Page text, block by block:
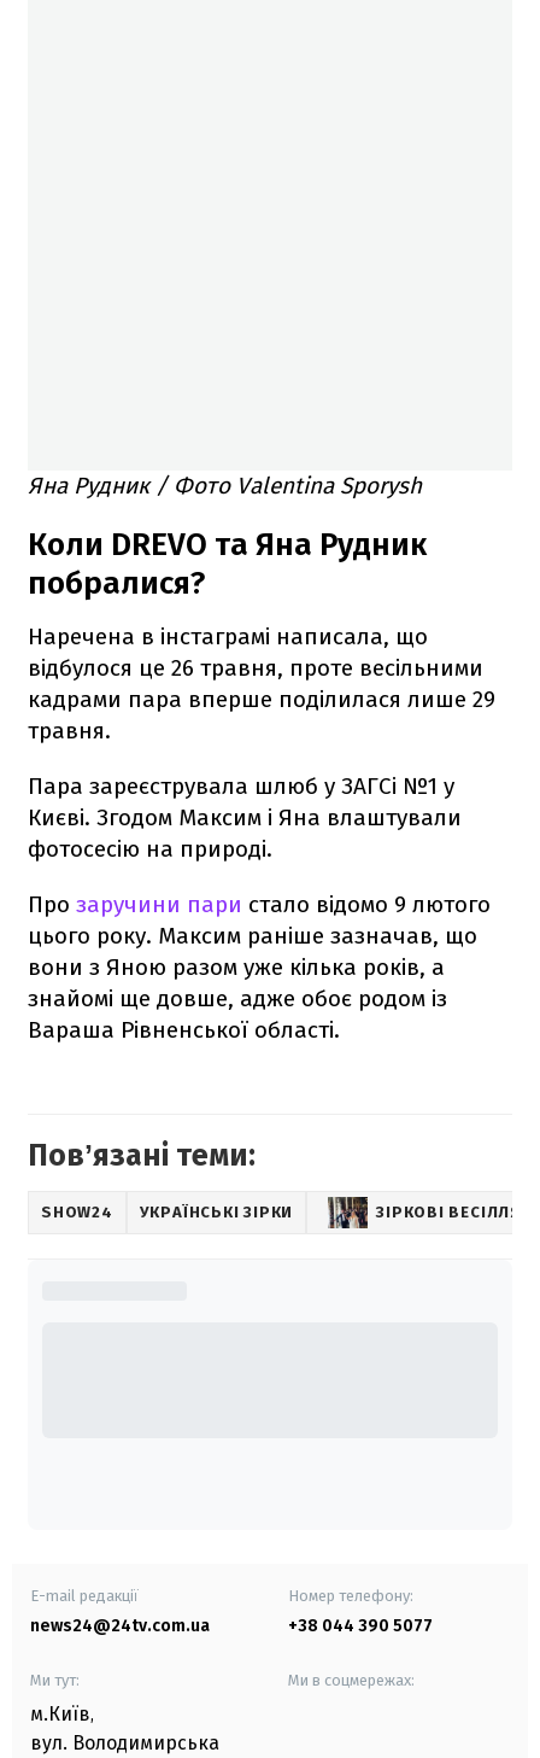
Яна Рудник / Фото Valentina Sporysh
Коли DREVO та Яна Рудник
побралися?
Наречена в інстаграмі написала, що
відбулося це 26 травня, проте весільними
кадрами пара вперше поділилася лише 29
травня.
Пара зареєструвала шлюб у ЗАГСі №1 у
Києві. Згодом Максим і Яна влаштували
фотосесію на природі.
Про заручини пари стало відомо 9 лютого
цього року. Максим раніше зазначав, що
вони з Яною разом уже кілька років, а
знайомі ще довше, адже обоє родом із
Вараша Рівненської області.
Повʼязані теми:
SHOW24 УКРАЇНСЬКІ ЗІРКИ ЗІРКОВІ ВЕСІЛЛЯ
E-mail редакції
news24@24tv.com.ua
Номер телефону:
+38 044 390 5077
Ми тут:
м.Київ,
вул. Володимирська
Ми в соцмережах: